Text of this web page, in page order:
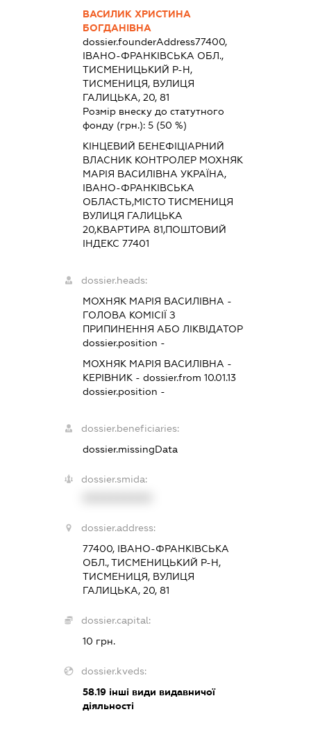
ВАСИЛИК ХРИСТИНА
БОГДАНІВНА
dossier.founderAddress77400,
ІВАНО-ФРАНКІВСЬКА ОБЛ.,
ТИСМЕНИЦЬКИЙ Р-Н,
ТИСМЕНИЦЯ, ВУЛИЦЯ
ГАЛИЦЬКА, 20, 81
Розмір внеску до статутного
фонду (грн.):5 (50 %)
КІНЦЕВИЙ БЕНЕФІЦІАРНИЙ
ВЛАСНИК КОНТРОЛЕР МОХНЯК
МАРІЯ ВАСИЛІВНА УКРАЇНА,
ІВАНО-ФРАНКІВСЬКА
ОБЛАСТЬ,МІСТО ТИСМЕНИЦЯ
ВУЛИЦЯ ГАЛИЦЬКА
20,КВАРТИРА 81,ПОШТОВИЙ
ІНДЕКС 77401
dossier.heads:
МОХНЯК МАРІЯ ВАСИЛІВНА -
ГОЛОВА КОМІСІЇ З
ПРИПИНЕННЯ АБО ЛІКВІДАТОР
dossier.position -
МОХНЯК МАРІЯ ВАСИЛІВНА -
КЕРІВНИК - dossier.from 10.01.13
dossier.position -
dossier.beneficiaries:
dossier.missingData
dossier.smida:
dossier.address:
77400, ІВАНО-ФРАНКІВСЬКА
ОБЛ., ТИСМЕНИЦЬКИЙ Р-Н,
ТИСМЕНИЦЯ, ВУЛИЦЯ
ГАЛИЦЬКА, 20, 81
dossier.capital:
10 грн.
dossier.kveds:
58.19 інші види видавничої
діяльності